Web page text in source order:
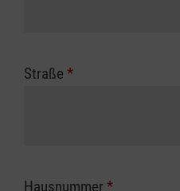
Straße *
Hausnummer *